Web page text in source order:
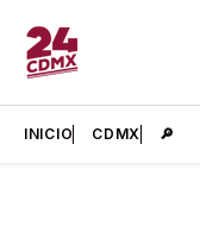
INICIO CDMX 🔎